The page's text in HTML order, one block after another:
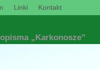
Linki Kontakt
„Karkonosze”